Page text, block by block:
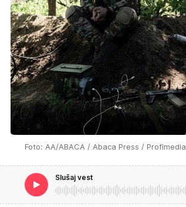
Foto: AA/ABACA / Abaca Press / Profimedia
Slušaj vest